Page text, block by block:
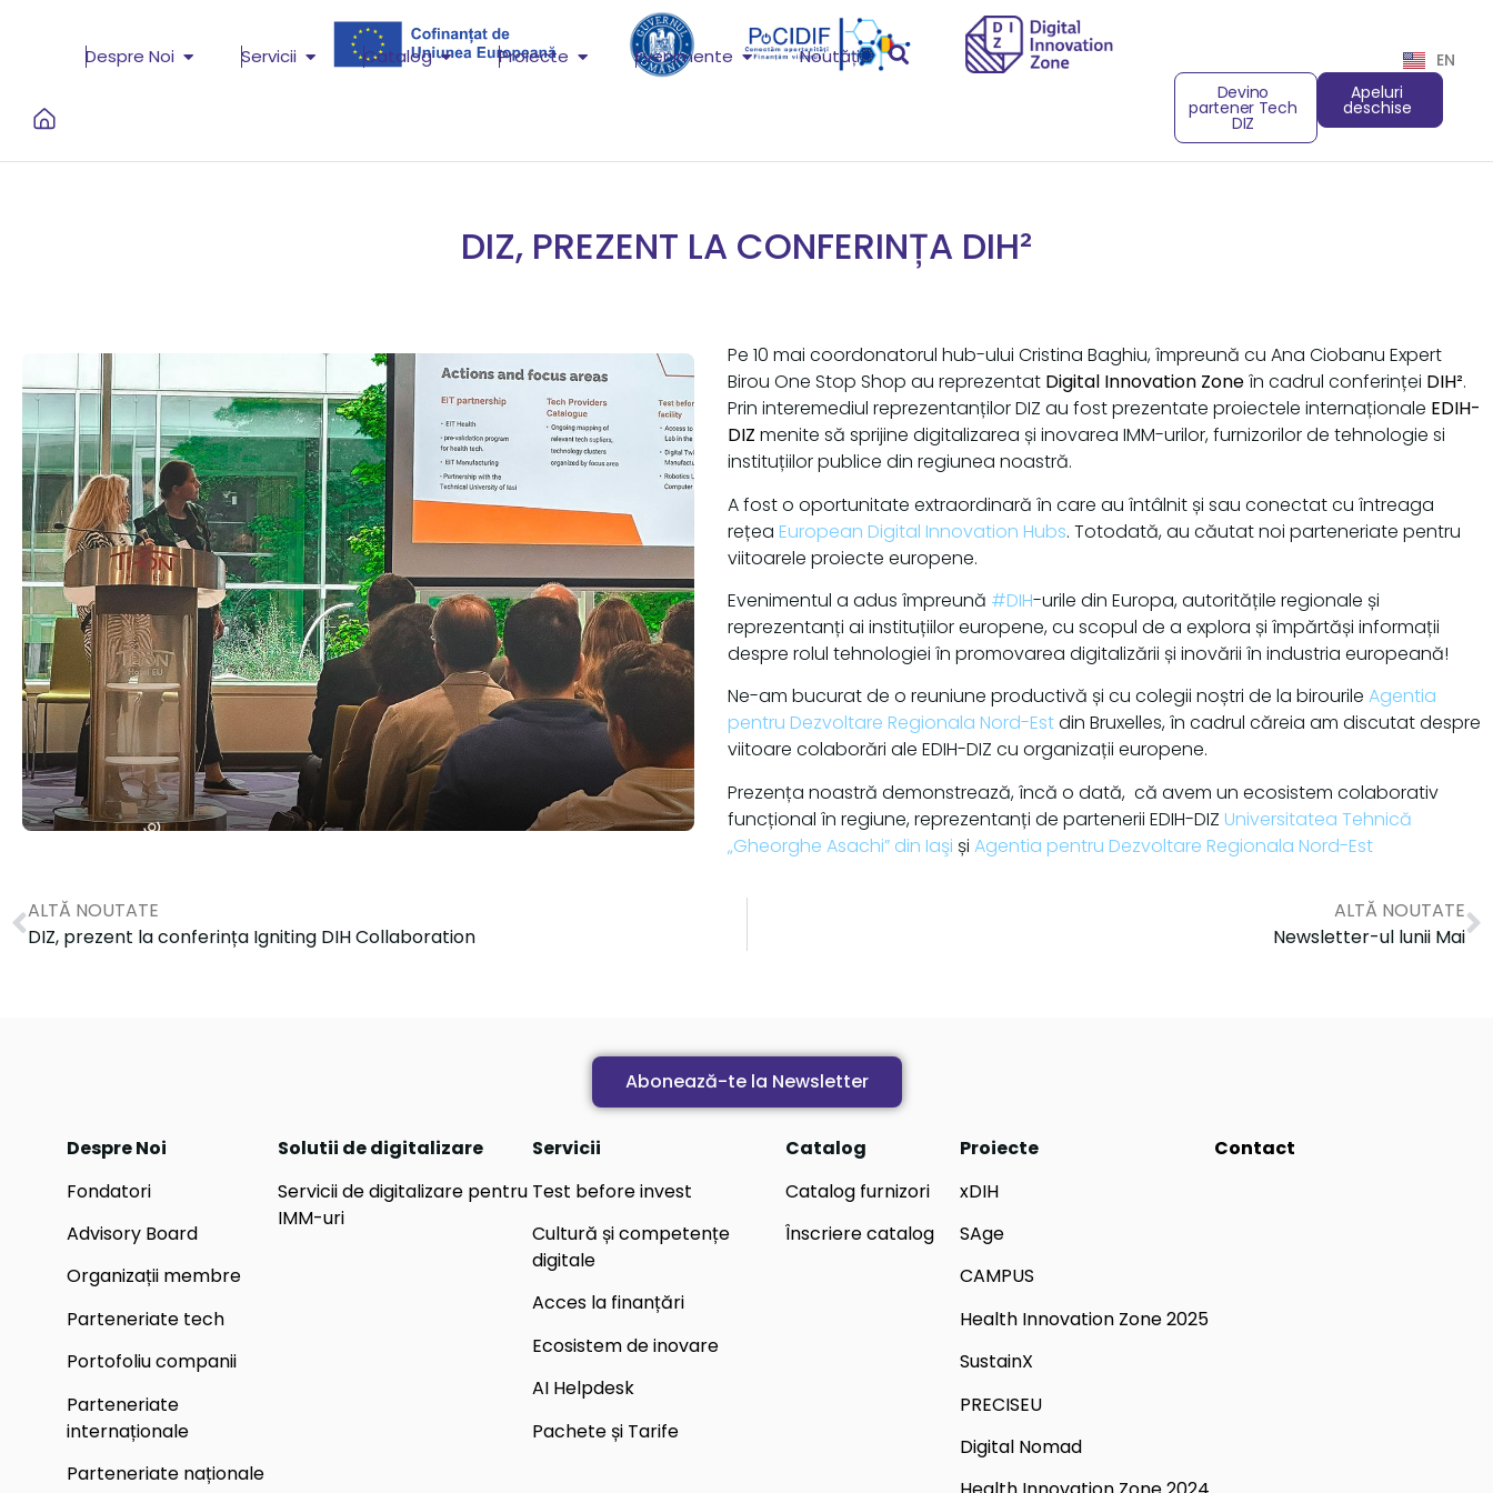
Despre Noi Servicii Catalog Proiecte Evenimente Noutăți
EN
Devino
partener Tech
DIZ
Apeluri
deschise
DIZ, PREZENT LA CONFERINȚA DIH²
Pe 10 mai coordonatorul hub-ului Cristina Baghiu, împreună cu Ana Ciobanu Expert
Birou One Stop Shop au reprezentat Digital Innovation Zoneîn cadrul conferinței DIH².
Prin interemediul reprezentanților DIZ au fost prezentate proiectele internaționale EDIH-
DIZ menite să sprijine digitalizarea și inovarea IMM-urilor, furnizorilor de tehnologie si
instituțiilor publice din regiunea noastră.
A fost o oportunitate extraordinară în care au întâlnit și sau conectat cu întreaga
rețea European Digital Innovation Hubs. Totodată, au căutat noi parteneriate pentru
viitoarele proiecte europene.
Evenimentul a adus împreună #DIH-urile din Europa, autoritățile regionale și
reprezentanți ai instituțiilor europene, cu scopul de a explora și împărtăși informații
despre rolul tehnologiei în promovarea digitalizării și inovării în industria europeană!
Ne-am bucurat de o reuniune productivă și cu colegii noștri de la birourile Agentia
pentru Dezvoltare Regionala Nord-Estdin Bruxelles, în cadrul căreia am discutat despre
viitoare colaborări ale EDIH-DIZ cu organizații europene.
Prezența noastră demonstrează, încă o dată, că avem un ecosistem colaborativ
funcțional în regiune, reprezentanți de partenerii EDIH-DIZ Universitatea Tehnică
„Gheorghe Asachi” din Iaşi și Agentia pentru Dezvoltare Regionala Nord-Est
ALTĂ NOUTATE
DIZ, prezent la conferința Igniting DIH Collaboration
ALTĂ NOUTATE
Newsletter-ul lunii Mai
Abonează-te la Newsletter
Despre Noi
Fondatori
Advisory Board
Organizații membre
Parteneriate tech
Portofoliu companii
Parteneriate
internaționale
Parteneriate naționale
Solutii de digitalizare
Servicii de digitalizare pentru
IMM-uri
Servicii
Test before invest
Cultură și competențe
digitale
Acces la finanțări
Ecosistem de inovare
AI Helpdesk
Pachete și Tarife
Catalog
Catalog furnizori
Înscriere catalog
Proiecte
xDIH
SAge
CAMPUS
Health Innovation Zone 2025
SustainX
PRECISEU
Digital Nomad
Contact